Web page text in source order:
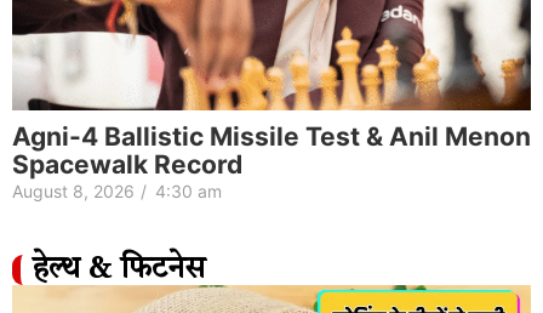
Agni-4 Ballistic Missile Test & Anil Menon
Spacewalk Record
August 8, 2026 / 4:30 am
हेल्थ & फिटनेस